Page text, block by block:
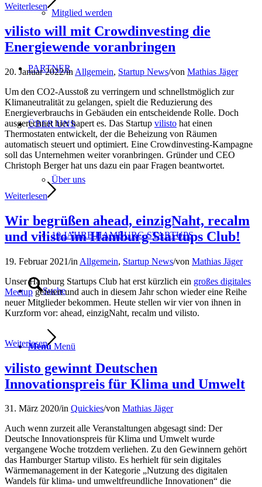
Mitglied werden
PARTNER
ÜBER UNS
Über uns
10 JAHRE HAMBURG STARTUPS
Suche
Menü Menü
Weiterlesen
vilisto will mit Crowdinvesting die
Energiewende voranbringen
20. Januar 2022/in Allgemein, Startup News/von Mathias Jäger
Um den CO2-Ausstoß zu verringern und schnellstmöglich zur
Klimaneutralität zu gelangen, spielt die Reduzierung des
Energieverbrauchs in Gebäuden ein entscheidende Rolle. Doch
ausgerechnet hier hapert es. Das Startup vilisto hat einen
Thermostaten entwickelt, der die Beheizung von Räumen
automatisch steuert und optimiert. Eine Crowdinvesting-Kampagne
soll das Unternehmen weiter voranbringen. Gründer und CEO
Christoph Berger hat uns dazu ein paar Fragen beantwortet.
Weiterlesen
Wir begrüßen ahead, einzigNaht, recalm
und vilisto im Hamburg Startups Club!
19. Februar 2021/in Allgemein, Startup News/von Mathias Jäger
Unser Hamburg Startups Club hat erst kürzlich ein großes digitales
Meetupgefeiert und auch in diesem Jahr schon wieder eine Reihe
neuer Mitglieder bekommen. Heute stellen wir vier von ihnen in
Kurzform vor: ahead, einzigNaht, recalm und vilisto.
Weiterlesen
vilisto gewinnt Deutschen
Innovationspreis für Klima und Umwelt
31. März 2020/in Quickies/von Mathias Jäger
Auch wenn zurzeit alle Veranstaltungen abgesagt sind: Der
Deutsche Innovationspreis für Klima und Umwelt wurde
vergangene Woche trotzdem verliehen. Zu den Gewinnern gehört
das Hamburger Startup vilisto. Es herhielt für sein digitales
Wärmemanagement in der Kategorie „Nutzung des digitalen
Wandels für klima- und umweltfreundliche Innovationen“ die